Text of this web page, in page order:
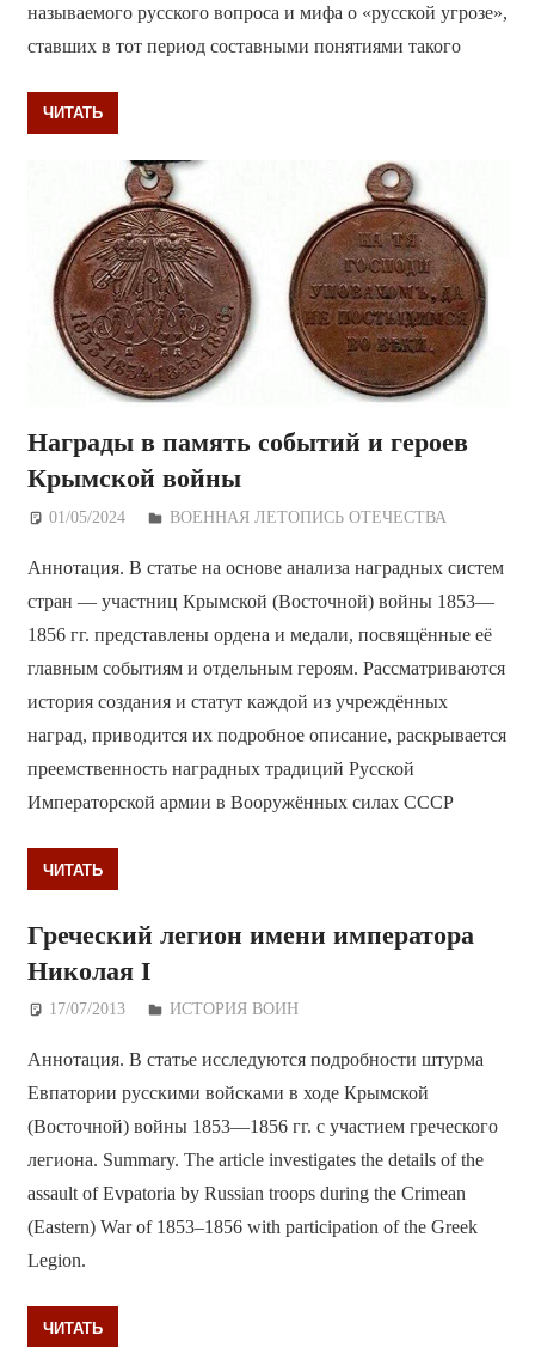
называемого русского вопроса и мифа о «русской угрозе»,
ставших в тот период составными понятиями такого
ЧИТАТЬ
Награды в память событий и героев
Крымской войны
01/05/2024 Дежурный по Редакции
ВОЕННАЯ ЛЕТОПИСЬ ОТЕЧЕСТВА
Аннотация. В статье на основе анализа наградных систем
стран — участниц Крымской (Восточной) войны 1853—
1856 гг. представлены ордена и медали, посвящённые её
главным событиям и отдельным героям. Рассматриваются
история создания и статут каждой из учреждённых
наград, приводится их подробное описание, раскрывается
преемственность наградных традиций Русской
Императорской армии в Вооружённых силах СССР
ЧИТАТЬ
Греческий легион имени императора
Николая I
17/07/2013 Дежурный по Редакции
ИСТОРИЯ ВОИН
Аннотация. В статье исследуются подробности штурма
Евпатории русскими войсками в ходе Крымской
(Восточной) войны 1853—1856 гг. с участием греческого
легиона. Summary. The article investigates the details of the
assault of Evpatoria by Russian troops during the Crimean
(Eastern) War of 1853–1856 with participation of the Greek
Legion.
ЧИТАТЬ